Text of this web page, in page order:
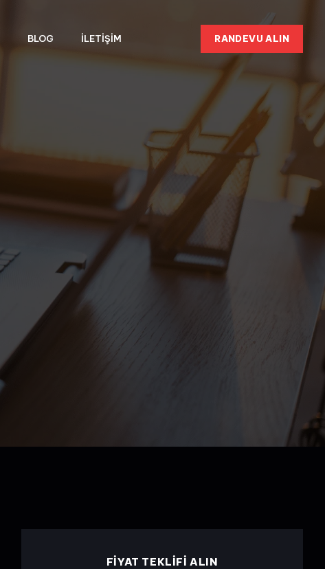
BLOG İLETIŞIM RANDEVU ALIN
FIYAT TEKLIFI ALIN